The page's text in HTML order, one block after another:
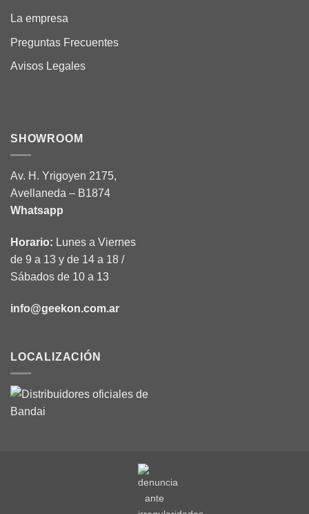
La empresa
Preguntas Frecuentes
Avisos Legales
SHOWROOM
Av. H. Yrigoyen 2175,
Avellaneda – B1874
Whatsapp
Horario: Lunes a Viernes
de 9 a 13 y de 14 a 18 /
Sábados de 10 a 13
info@geekon.com.ar
LOCALIZACIÓN